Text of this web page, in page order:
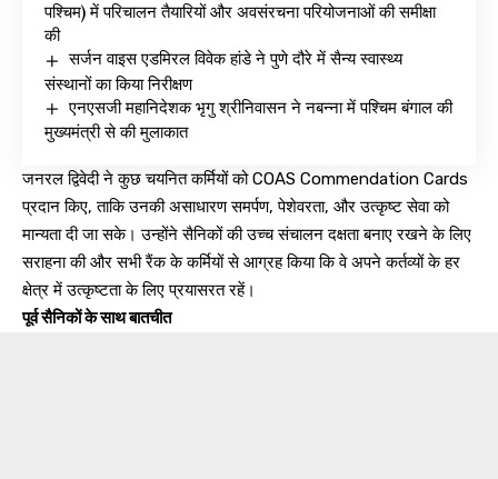
पश्चिम) में परिचालन तैयारियों और अवसंरचना परियोजनाओं की समीक्षा
की
सर्जन वाइस एडमिरल विवेक हांडे ने पुणे दौरे में सैन्य स्वास्थ्य
संस्थानों का किया निरीक्षण
एनएसजी महानिदेशक भृगु श्रीनिवासन ने नबन्ना में पश्चिम बंगाल की
मुख्यमंत्री से की मुलाकात
जनरल द्विवेदी ने कुछ चयनित कर्मियों को COAS Commendation Cards
प्रदान किए, ताकि उनकी असाधारण समर्पण, पेशेवरता, और उत्कृष्ट सेवा को
मान्यता दी जा सके। उन्होंने सैनिकों की उच्च संचालन दक्षता बनाए रखने के लिए
सराहना की और सभी रैंक के कर्मियों से आग्रह किया कि वे अपने कर्तव्यों के हर
क्षेत्र में उत्कृष्टता के लिए प्रयासरत रहें।
पूर्व सैनिकों के साथ बातचीत